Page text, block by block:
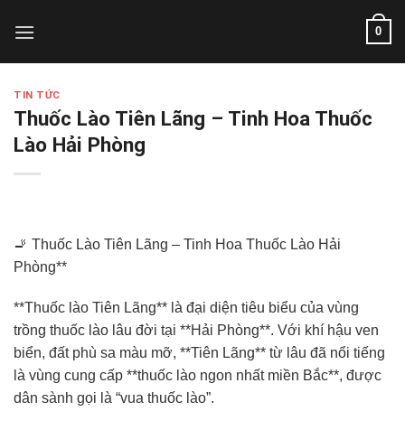
0
TIN TỨC
Thuốc Lào Tiên Lãng – Tinh Hoa Thuốc
Lào Hải Phòng
🚬 Thuốc Lào Tiên Lãng – Tinh Hoa Thuốc Lào Hải
Phòng**
**Thuốc lào Tiên Lãng** là đại diện tiêu biểu của vùng
trồng thuốc lào lâu đời tại **Hải Phòng**. Với khí hậu ven
biển, đất phù sa màu mỡ, **Tiên Lãng** từ lâu đã nổi tiếng
là vùng cung cấp **thuốc lào ngon nhất miền Bắc**, được
dân sành gọi là “vua thuốc lào”.